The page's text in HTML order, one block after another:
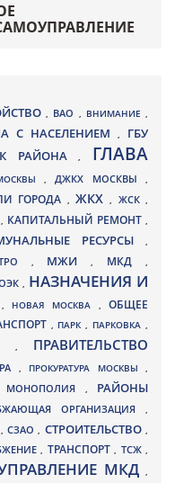
, ВАО , ВНИМАНИЕ ,
С НАСЕЛЕНИЕМ , ГБУ
РАЙОНА, ГЛАВА
,ДЖКХ МОСКВЫ ,
ГОРОДА , ЖКХ, ЖСК,
, КАПИТАЛЬНЫЙ РЕМОНТ ,
РЕСУРСЫ,
, МЖИ, МКД ,
, НАЗНАЧЕНИЯ И
, НОВАЯ МОСКВА ,ОБЩЕЕ
, ПАРК, ПАРКОВКА ,
, ПРАВИТЕЛЬСТВО
, ПРОКУРАТУРА МОСКВЫ ,
МОНОПОЛИЯ , РАЙОНЫ
ОРГАНИЗАЦИЯ ,
,СЗАО, СТРОИТЕЛЬСТВО,
, ТРАНСПОРТ , ТСЖ ,
МКД ,